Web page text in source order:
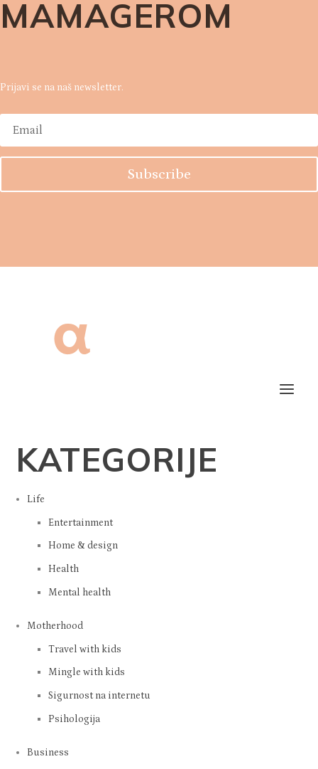
MAMAGEROM
Prijavi se na naš newsletter.
Subscribe
KATEGORIJE
Life
Entertainment
Home & design
Health
Mental health
Motherhood
Travel with kids
Mingle with kids
Sigurnost na internetu
Psihologija
Business